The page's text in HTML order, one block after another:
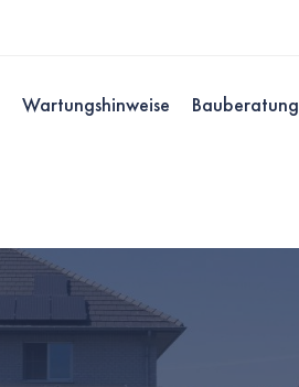
Wartungshinweise Bauberatung